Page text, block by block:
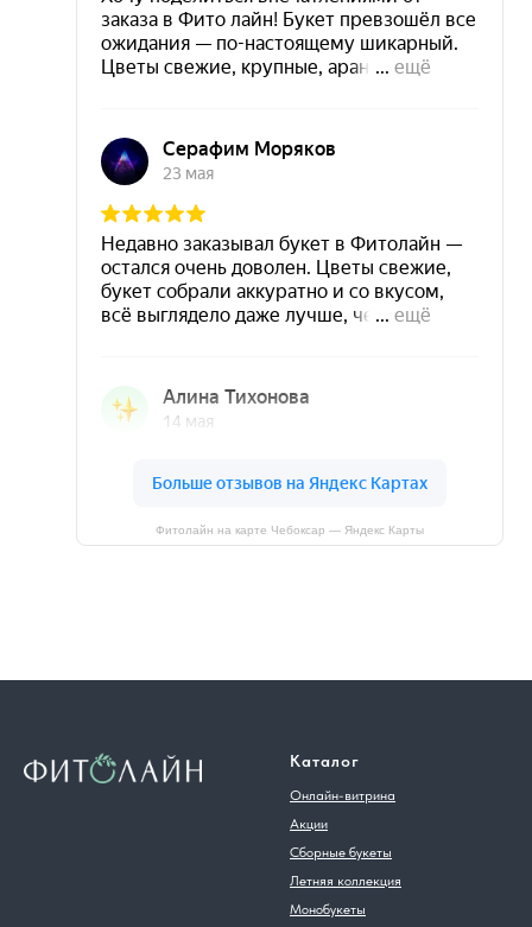
Фитолайн на карте Чебоксар — Яндекс Карты
Каталог
Онлайн-витрина
Акции
Сборные букеты
Летняя коллекция
Монобукеты